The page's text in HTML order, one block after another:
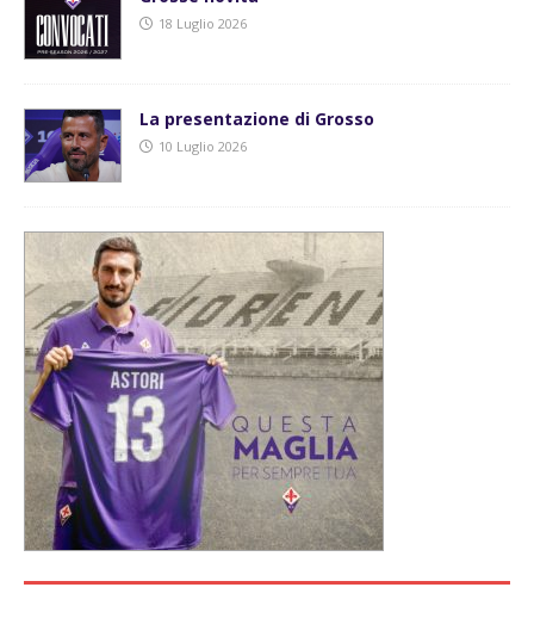
18 Luglio 2026
La presentazione di Grosso
10 Luglio 2026